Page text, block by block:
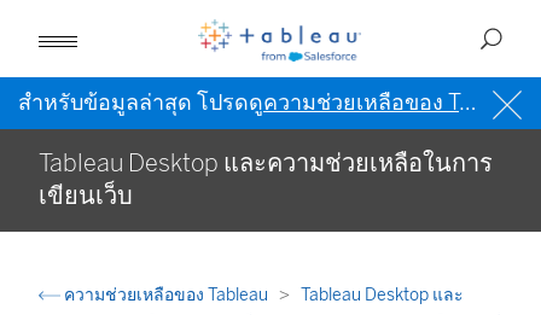
สำหรับข้อมูลล่าสุด โปรดดูความช่วยเหลือของ Tableau เป็นภาษาอังกฤษ (สหรัฐอเมริกา)
Tableau Desktop และความช่วยเหลือในการ
เขียนเว็บ
ความช่วยเหลือของ Tableau
Tableau Desktop และ